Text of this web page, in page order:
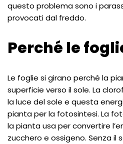
questo problema sono i
provocati dal freddo.
Perché le
Le foglie si girano perché la
superficie verso il sole. La
la luce del sole e questa
pianta per la fotosintesi. La
la pianta usa per convertire
zucchero e ossigeno. Senza il